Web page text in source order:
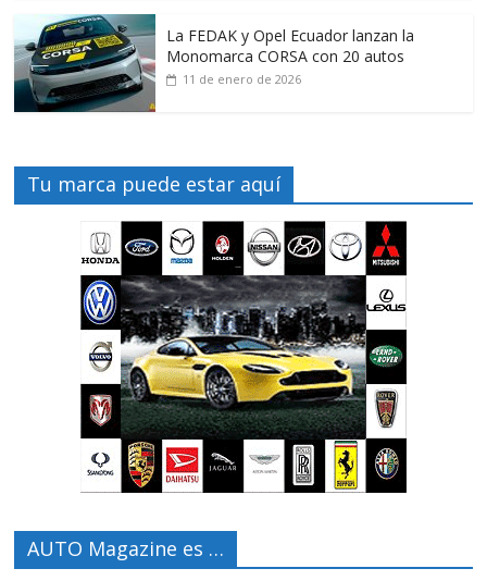
La FEDAK y Opel Ecuador lanzan la
Monomarca CORSA con 20 autos
11 de enero de 2026
Tu marca puede estar aquí
AUTO Magazine es …